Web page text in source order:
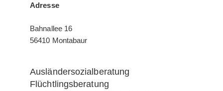
Adresse
Bahnallee 16
56410 Montabaur
Ausländersozialberatung
Flüchtlingsberatung